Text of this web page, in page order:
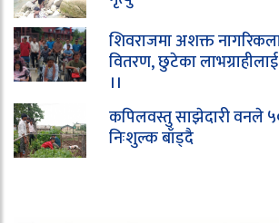
शिवराजमा अशक्त
वितरण, छुटेका
।।
कपिलवस्तु साझेदारी वनले
निःशुल्क बाँड्दै